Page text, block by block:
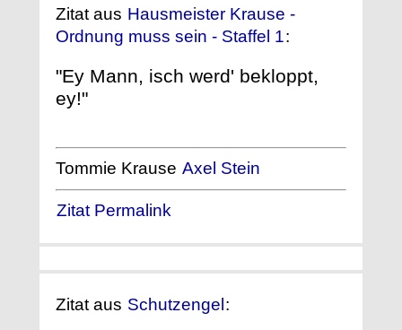
Zitat aus Hausmeister Krause -
Ordnung muss sein - Staffel 1:
"Ey Mann, isch werd' bekloppt,
ey!"
Tommie Krause Axel Stein
Zitat Permalink
Zitat aus Schutzengel :